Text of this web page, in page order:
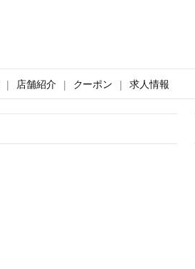
店舗紹介 クーポン 求人情報